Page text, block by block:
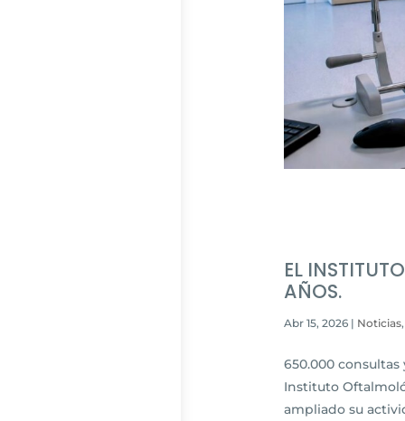
EL
AÑOS.
Abr 15, 2026 | Noticias
650.000
Instituto
ampliado su